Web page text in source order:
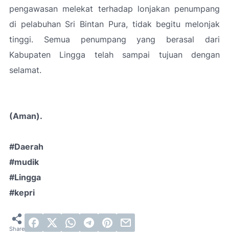
pengawasan melekat terhadap lonjakan penumpang
di pelabuhan Sri Bintan Pura, tidak begitu melonjak
tinggi. Semua penumpang yang berasal dari
Kabupaten Lingga telah sampai tujuan dengan
selamat.
(Aman).
#Daerah
#mudik
#Lingga
#kepri